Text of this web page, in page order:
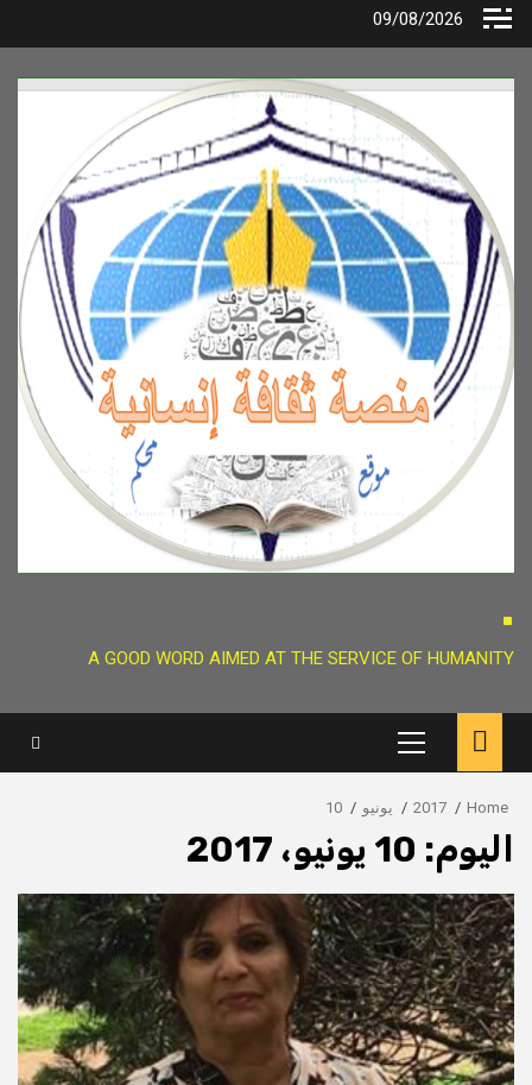
Skip
09/08/2026
.
A GOOD WORD AIMED AT THE SERVICE OF HUMANITY
Primary
Menu
Home
2017 يونيو 10
اليوم: 10 يونيو، 2017